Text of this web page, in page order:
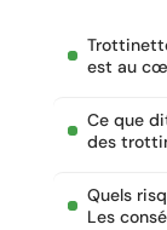
est au
Ce que
des
Quels
Les